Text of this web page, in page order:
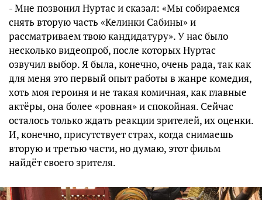
- Мне позвонил Нуртас и сказал: «Мы собираемся
снять вторую часть «Келинки Сабины» и
рассматриваем твою кандидатуру». У нас было
несколько видеопроб, после которых Нуртас
озвучил выбор. Я была, конечно, очень рада, так как
для меня это первый опыт работы в жанре комедия,
хоть моя героиня и не такая комичная, как главные
актёры, она более «ровная» и спокойная. Сейчас
осталось только ждать реакции зрителей, их оценки.
И, конечно, присутствует страх, когда снимаешь
вторую и третью части, но думаю, этот фильм
найдёт своего зрителя.